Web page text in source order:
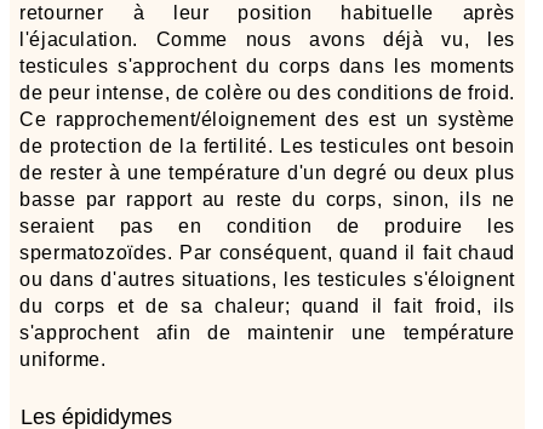
retourner à leur position habituelle après
l'éjaculation. Comme nous avons déjà vu, les
testicules s'approchent du corps dans les moments
de peur intense, de colère ou des conditions de froid.
Ce rapprochement/éloignement des est un système
de protection de la fertilité. Les testicules ont besoin
de rester à une température d'un degré ou deux plus
basse par rapport au reste du corps, sinon, ils ne
seraient pas en condition de produire les
spermatozoïdes. Par conséquent, quand il fait chaud
ou dans d'autres situations, les testicules s'éloignent
du corps et de sa chaleur; quand il fait froid, ils
s'approchent afin de maintenir une température
uniforme.
Les épididymes